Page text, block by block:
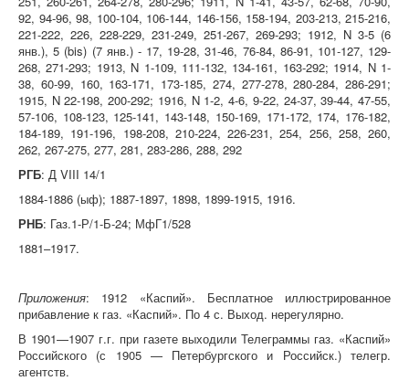
92, 94-96, 98, 100-104, 106-144, 146-156, 158-194, 203-213, 215-216,
221-222, 226, 228-229, 231-249, 251-267, 269-293; 1912, N 3-5 (6
янв.), 5 (bis) (7 янв.) - 17, 19-28, 31-46, 76-84, 86-91, 101-127, 129-
268, 271-293; 1913, N 1-109, 111-132, 134-161, 163-292; 1914, N 1-
38, 60-99, 160, 163-171, 173-185, 274, 277-278, 280-284, 286-291;
1915, N 22-198, 200-292; 1916, N 1-2, 4-6, 9-22, 24-37, 39-44, 47-55,
57-106, 108-123, 125-141, 143-148, 150-169, 171-172, 174, 176-182,
184-189, 191-196, 198-208, 210-224, 226-231, 254, 256, 258, 260,
262, 267-275, 277, 281, 283-286, 288, 292
РГБ: Д VIII 14/1
1884-1886 (ыф); 1887-1897, 1898, 1899-1915, 1916.
РНБ: Газ.1-Р/1-Б-24; МфГ1/528
1881–1917.
Приложения: 1912 «Каспий». Бесплатное иллюстрированное
прибавление к газ. «Каспий». По 4 с. Выход. нерегулярно.
В 1901—1907 г.г. при газете выходили Телеграммы газ. «Каспий»
Российского (с 1905 — Петербургского и Российск.) телегр.
агентств.